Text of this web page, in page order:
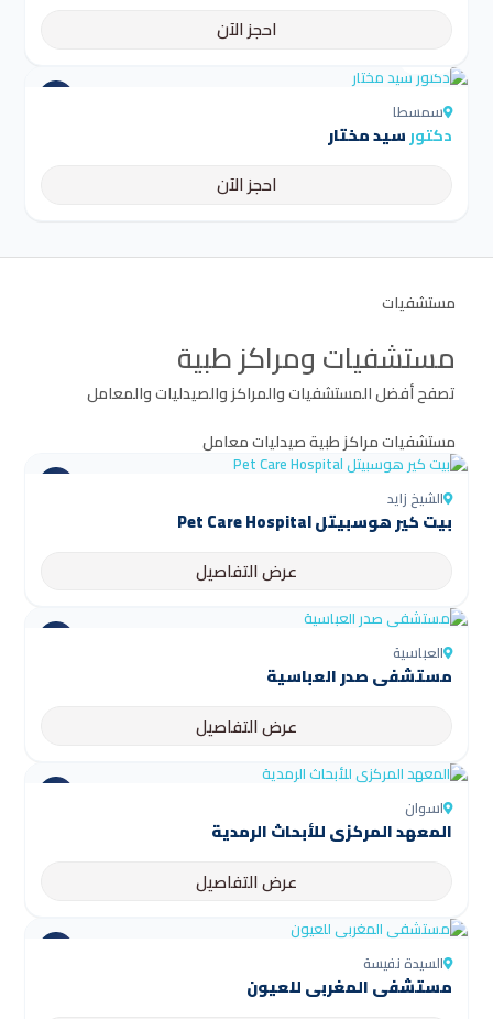
احجز الآن
سمسطا
دكتورسيد مختار
احجز الآن
مستشفيات
مستشفيات ومراكز طبية
تصفح أفضل المستشفيات والمراكز والصيدليات والمعامل
مستشفياتمراكز طبيةصيدلياتمعامل
الشيخ زايد
بيت كير هوسبيتل Pet Care Hospital
عرض التفاصيل
العباسية
مستشفى صدر العباسية
عرض التفاصيل
اسوان
المعهد المركزي للأبحاث الرمدية
عرض التفاصيل
السيدة نفيسة
مستشفى المغربي للعيون